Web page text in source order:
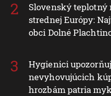
Slovenský teplotný
strednej Európy:
obci Dolné
Hygienici
nevyhovujúcich
hrozbám patria